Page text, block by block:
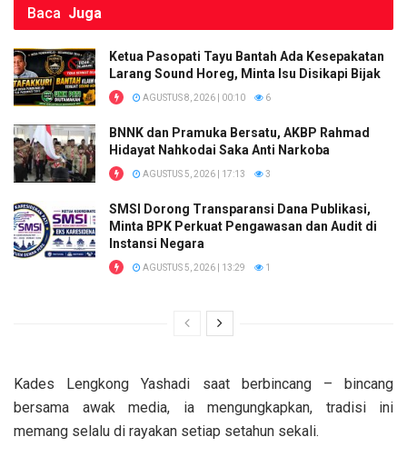
Baca Juga
Ketua Pasopati Tayu Bantah Ada Kesepakatan
Larang Sound Horeg, Minta Isu Disikapi Bijak
AGUSTUS 8, 2026 | 00:10 6
BNNK dan Pramuka Bersatu, AKBP Rahmad
Hidayat Nahkodai Saka Anti Narkoba
AGUSTUS 5, 2026 | 17:13 3
SMSI Dorong Transparansi Dana Publikasi,
Minta BPK Perkuat Pengawasan dan Audit di
Instansi Negara
AGUSTUS 5, 2026 | 13:29 1
Kades Lengkong Yashadi saat berbincang – bincang
bersama awak media, ia mengungkapkan, tradisi ini
memang selalu di rayakan setiap setahun sekali.